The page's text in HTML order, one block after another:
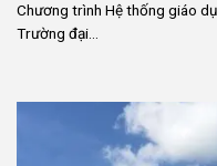
Chương trình Hệ thống giáo
Trường đại...